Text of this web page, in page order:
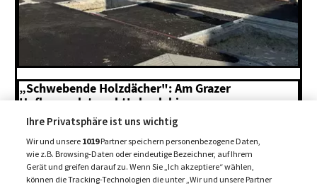
„Schwebende Holzdächer": Am Grazer
Hofbauerplatz geht's hoch hinaus
6. August 2026
MEHR BEITRÄGE +
Ihre Privatsphäre ist uns wichtig
Wir und unsere 1019Partner speichern personenbezogene Daten,
wie z.B. Browsing-Daten oder eindeutige Bezeichner, auf Ihrem
Gerät und greifen darauf zu. Wenn Sie „Ich akzeptiere“ wählen,
können die Tracking-Technologien die unter „Wir und unsere Partner